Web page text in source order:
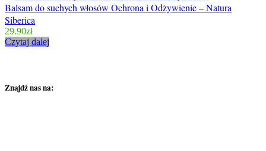
Balsam do suchych włosów Ochrona i Odżywienie – Natura
Siberica
29.90zł
Czytaj dalej
Znajdź nas na: